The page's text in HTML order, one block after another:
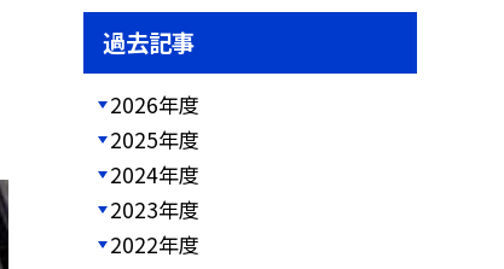
過去記事
2026年度
2025年度
2024年度
2023年度
2022年度